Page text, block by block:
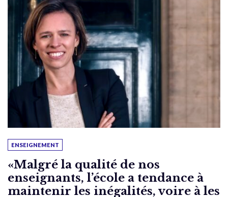
ENSEIGNEMENT
«Malgré la qualité de nos
enseignants, l’école a tendance à
maintenir les inégalités, voire à les